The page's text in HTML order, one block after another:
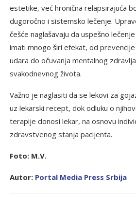
estetike, već hronična relapsirajuća
dugoročno i sistemsko lečenje.
češće naglašavaju da uspešno
imati mnogo širi efekat, od
udara do očuvanja mentalnog
svakodnevnog života.
Važno je naglasiti da se lekovi za
uz lekarski recept, dok odluku o
terapije donosi lekar, na osnovu
zdravstvenog stanja pacijenta.
Foto: M.V.
Autor: Portal Media Press Srbija